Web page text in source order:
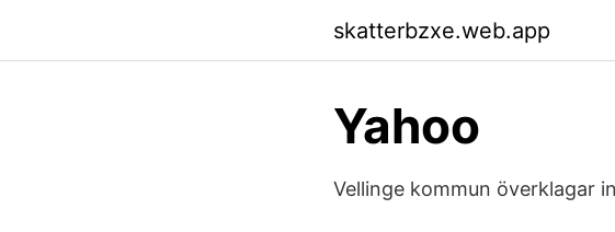
skatterbzxe.web.app
Yahoo
Vellinge kommun överklagar